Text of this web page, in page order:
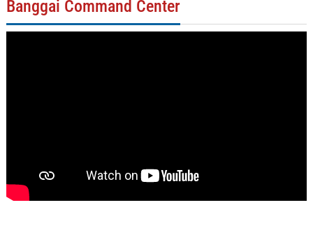
Banggai Command Center